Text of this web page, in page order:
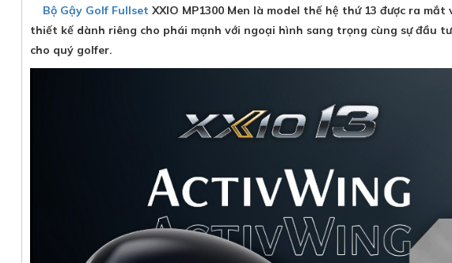
Bộ Gậy Golf Fullset XXIO MP1300 Men là model thế hệ thứ 13 được ra
thiết kế dành riêng cho phái mạnh với ngoại hình sang trọng cùng sự đầu
cho quý golfer.